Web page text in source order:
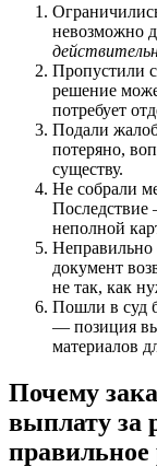
невозможно
Пропустили
решение
потребует
Подали
потеряно,
существу.
Не собрали
Последствие
неполной
документ
не так, как
Пошли в суд
— позиция
материалов
Почему
выплату за